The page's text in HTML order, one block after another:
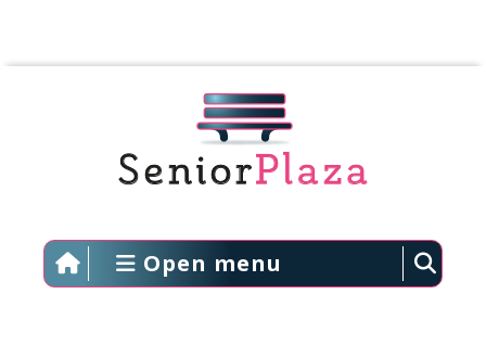
Open menu